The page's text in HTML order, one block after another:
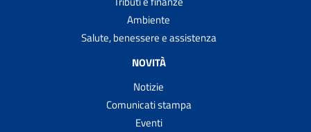
Ambiente
Salute, benessere e assistenza
NOVITÀ
Notizie
Comunicati stampa
Eventi